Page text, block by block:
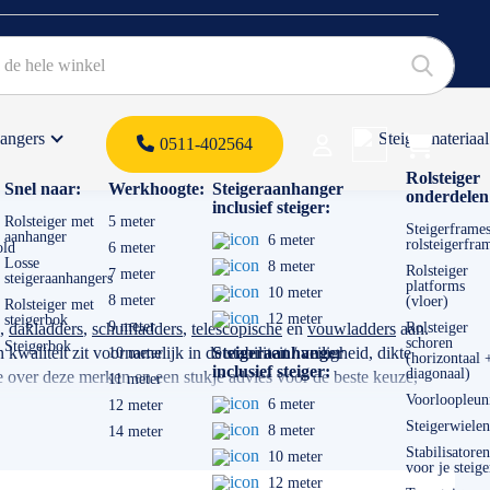
0511-402564
Snel naar:
Rolsteiger met
aanhanger
Losse
steigeraanhangers
Rolsteiger met
steigerbok
Steigerbok
Werkhoogte:
5 meter
6 meter
7 meter
8 meter
9 meter
10 meter
11 meter
12 meter
14 meter
Steigeraanhanger
inclusief steiger:
6 meter
8 meter
10 meter
12 meter
Steigeraanhanger
inclusief steiger:
6 meter
8 meter
10 meter
12 meter
Steigermateriaal
Rolsteiger
Rolsteiger
platforms
(vloer)
Rolsteiger
schoren
(horizontaal
diagonaal)
Steigerwielen
Stabilisatoren
voor je
,dakladders, schuifladders, telescopischeenvouwladders aan.
kwaliteit zit voornamelijk in de stabiliteit / veiligheid, dikte
deze merken en een stukje advies voor de beste keuze,
gaat gebruiken. Transporteert u de ladder veel? Dan is een